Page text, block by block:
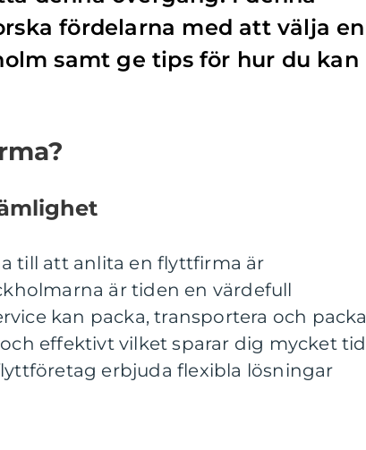
fördelarna med att välja en
samt ge tips för hur du kan
till att anlita en flyttfirma är
är tiden en värdefull
kan packa, transportera och packa
effektivt vilket sparar dig mycket tid
erbjuda flexibla lösningar